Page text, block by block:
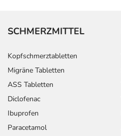
SCHMERZMITTEL
Kopfschmerztabletten
Migräne Tabletten
ASS Tabletten
Diclofenac
Ibuprofen
Paracetamol